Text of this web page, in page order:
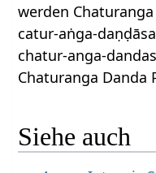
werden Chaturanga
catur-aṅga-
chatur-anga-
Chaturanga Danda
Siehe auch